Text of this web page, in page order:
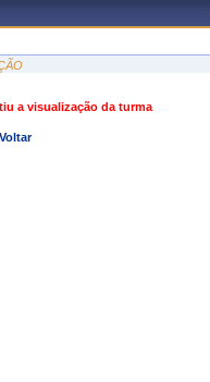
a visualização da turma
Voltar